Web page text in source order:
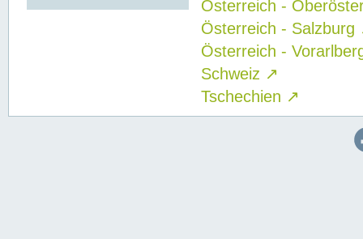
Österreich -
Österreich - Salzburg
Österreich -
Schweiz ↗
Tschechien ↗